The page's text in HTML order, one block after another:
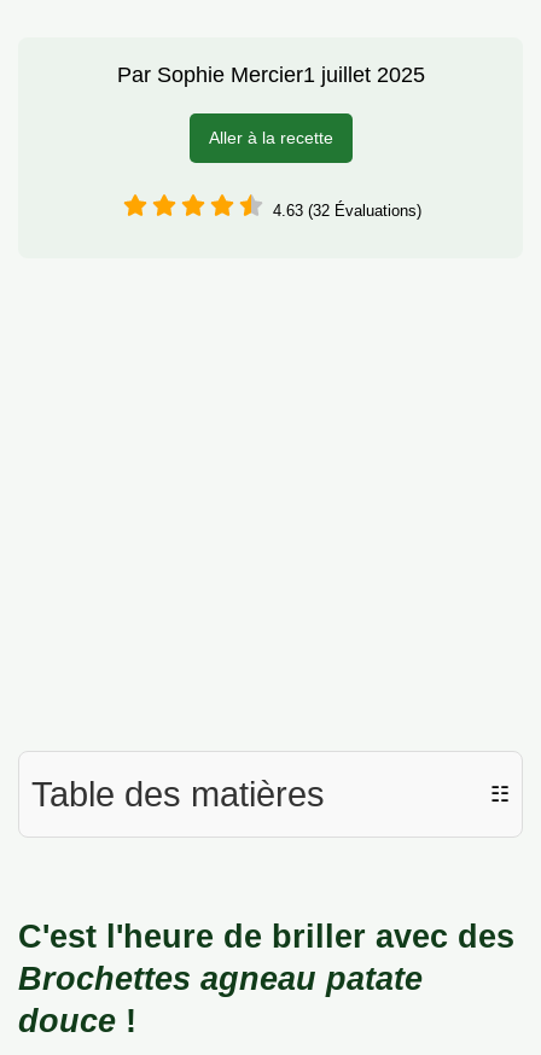
Par Sophie Mercier1 juillet 2025
Aller à la recette
4.63 (32 Évaluations)
Table des matières ☷
C'est l'heure de briller avec des
Brochettes agneau patate
douce !